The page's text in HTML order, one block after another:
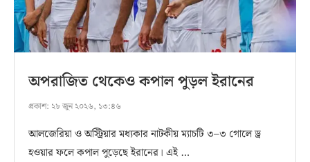
অপরাজিত থেকেও কপাল পুড়ল ইরানের
প্রকাশ: ২৮ জুন ২০২৬, ১৩:৪৬
আলজেরিয়া ও অস্ট্রিয়ার মধ্যকার নাটকীয় ম্যাচটি ৩–৩ গোলে ড্র
হওয়ার ফলে কপাল পুড়েছে ইরানের। এই …